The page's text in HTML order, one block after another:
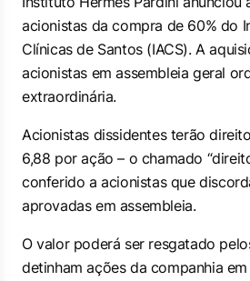
acionistas da compra de 60% do
Clínicas de Santos (IACS). A
acionistas em assembleia geral
extraordinária.
Acionistas dissidentes terão
6,88 por ação – o chamado
conferido a acionistas que
aprovadas em assembleia.
O valor poderá ser resgatado
detinham ações da companhia